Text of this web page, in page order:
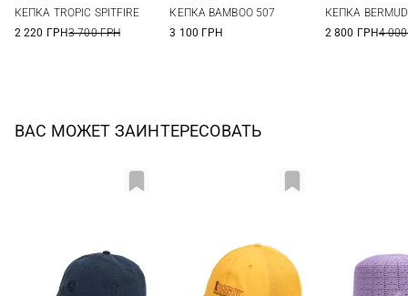
КЕПКА TROPIC SPITFIRE
2 220 ГРН3 700 ГРН
КЕПКА BAMBOO 507
3 100 ГРН
КЕПКА
2 800 ГРН4
ВАС МОЖЕТ ЗАИНТЕРЕСОВАТЬ